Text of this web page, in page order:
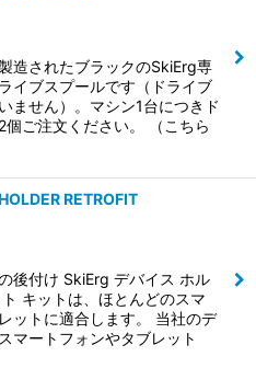
造されたブラックのSkiErg専
イブスプールです（ドライブ
ません）。マシン1台につきド
個ご注文ください。 （こちら
RETROFIT
後付け SkiErg デバイス ホル
キットは、ほとんどのスマ
ットに適合します。 当社のデ
マートフォンやタブレット